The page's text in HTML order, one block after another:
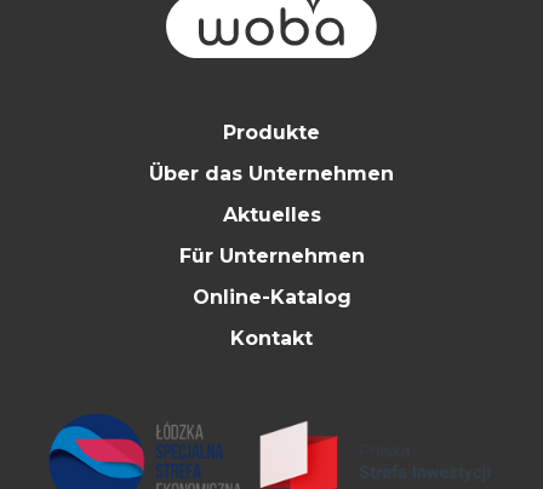
Produkte
Über das Unternehmen
Aktuelles
Für Unternehmen
Online-Katalog
Kontakt